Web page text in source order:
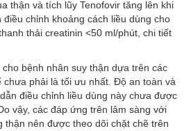
thận và tích lũy Tenofovir tăng lên khi
điều chỉnh khoảng cách liều dùng cho
thải creatinin <50 ml/phút, chi tiết
bệnh nhân suy thận dựa trên các
chưa phải là tối ưu nhất. Độ an toàn và
điều chỉnh liều dùng này chưa được
vậy, các đáp ứng trên lâm sàng với
thận nên được theo dõi chặt chẽ trên